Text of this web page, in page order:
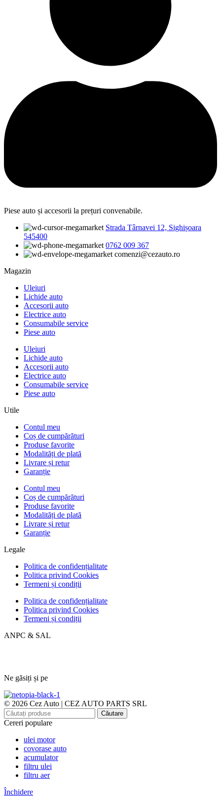
Piese auto și accesorii la prețuri convenabile.
Strada Târnavei 12, Sighișoara
545400
0762 009 367
comenzi@cezauto.ro
Magazin
Uleiuri
Lichide auto
Accesorii auto
Electrice auto
Consumabile service
Piese auto
Uleiuri
Lichide auto
Accesorii auto
Electrice auto
Consumabile service
Piese auto
Utile
Contul meu
Coș de cumpărături
Produse favorite
Modalități de plată
Livrare și retur
Garanție
Contul meu
Coș de cumpărături
Produse favorite
Modalități de plată
Livrare și retur
Garanție
Legale
Politica de confidențialitate
Politica privind Cookies
Termeni și condiții
Politica de confidențialitate
Politica privind Cookies
Termeni și condiții
ANPC & SAL
Ne găsiți și pe
© 2026 Cez Auto | CEZ AUTO PARTS SRL
Căutare
Cereri populare
ulei motor
covorase auto
acumulator
filtru ulei
filtru aer
Închidere